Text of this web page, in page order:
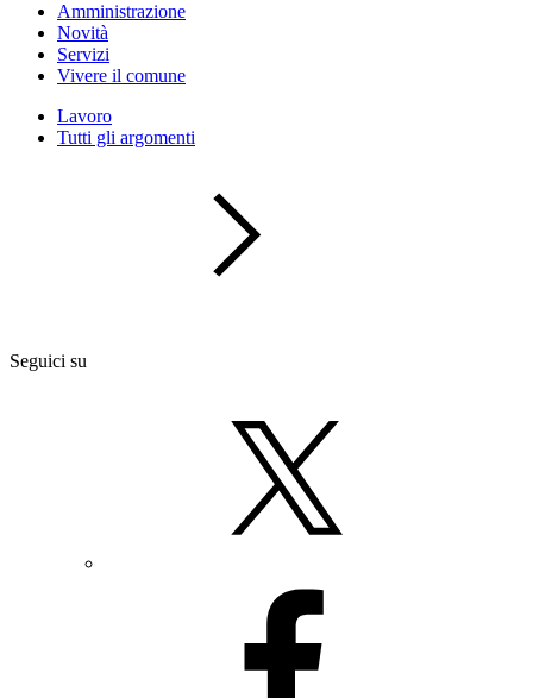
Amministrazione
Novità
Servizi
Vivere il comune
Lavoro
Tutti gli argomenti
Seguici su